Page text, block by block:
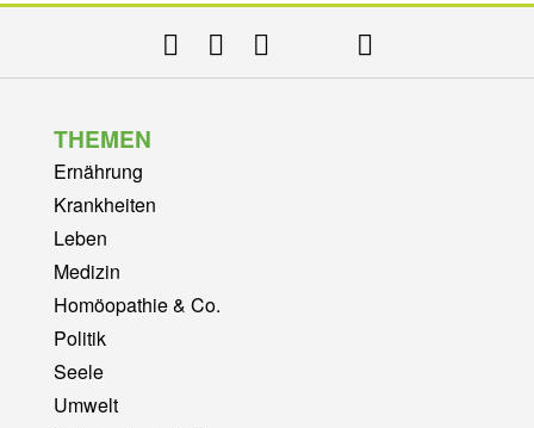
THEMEN
Ernährung
Krankheiten
Leben
Medizin
Homöopathie & Co.
Politik
Seele
Umwelt